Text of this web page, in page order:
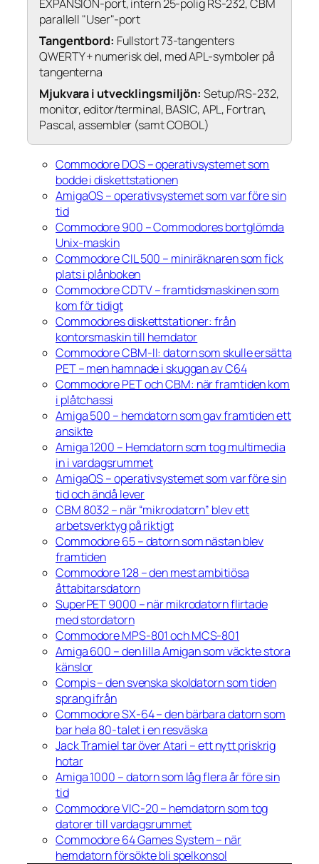
EXPANSION-port, intern 25-polig RS-232, CBM
parallell "User"-port
Tangentbord: Fullstort 73-tangenters
QWERTY + numerisk del, med APL-symboler på
tangenterna
Mjukvara i utvecklingsmiljön: Setup/RS-232,
monitor, editor/terminal, BASIC, APL, Fortran,
Pascal, assembler (samt COBOL)
Commodore DOS – operativsystemet som
bodde i diskettstationen
AmigaOS – operativsystemet som var före sin
tid
Commodore 900 – Commodores bortglömda
Unix-maskin
Commodore CIL 500 – miniräknaren som fick
plats i plånboken
Commodore CDTV – framtidsmaskinen som
kom för tidigt
Commodores diskettstationer: från
kontorsmaskin till hemdator
Commodore CBM-II: datorn som skulle ersätta
PET – men hamnade i skuggan av C64
Commodore PET och CBM: när framtiden kom
i plåtchassi
Amiga 500 – hemdatorn som gav framtiden ett
ansikte
Amiga 1200 – Hemdatorn som tog multimedia
in i vardagsrummet
AmigaOS – operativsystemet som var före sin
tid och ändå lever
CBM 8032 – när “mikrodatorn” blev ett
arbetsverktyg på riktigt
Commodore 65 – datorn som nästan blev
framtiden
Commodore 128 – den mest ambitiösa
åttabitarsdatorn
SuperPET 9000 – när mikrodatorn flirtade
med stordatorn
Commodore MPS-801 och MCS-801
Amiga 600 – den lilla Amigan som väckte stora
känslor
Compis – den svenska skoldatorn som tiden
sprang ifrån
Commodore SX-64 – den bärbara datorn som
bar hela 80-talet i en resväska
Jack Tramiel tar över Atari – ett nytt priskrig
hotar
Amiga 1000 – datorn som låg flera år före sin
tid
Commodore VIC-20 – hemdatorn som tog
datorer till vardagsrummet
Commodore 64 Games System – när
hemdatorn försökte bli spelkonsol